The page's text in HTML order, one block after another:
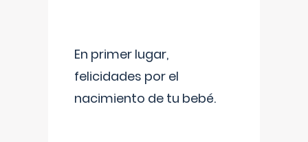
En primer lugar,
felicidades por el
nacimiento de tu bebé.